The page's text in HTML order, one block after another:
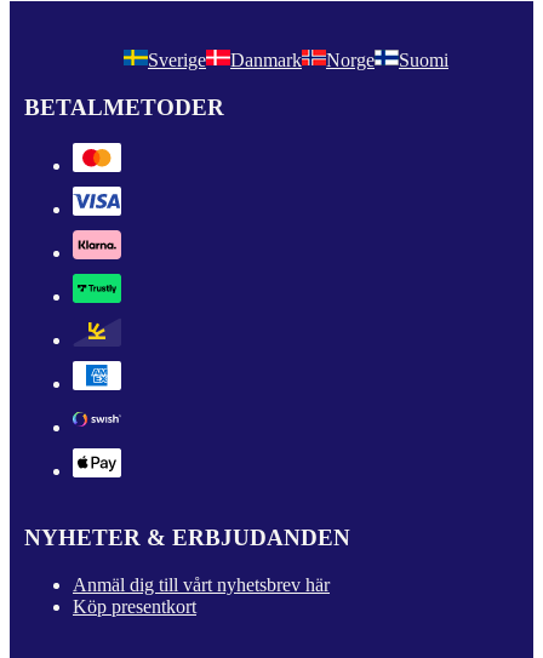
Sverige Danmark Norge Suomi
BETALMETODER
NYHETER & ERBJUDANDEN
Anmäl dig till vårt nyhetsbrev här
Köp presentkort